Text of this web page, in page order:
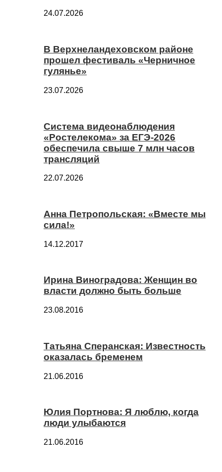
24.07.2026
В Верхнеландеховском районе
прошел фестиваль «Черничное
гулянье»
23.07.2026
Система видеонаблюдения
«Ростелекома» за ЕГЭ-2026
обеспечила свыше 7 млн часов
трансляций
22.07.2026
Анна Петропольская: «Вместе мы
сила!»
14.12.2017
Ирина Виноградова: Женщин во
власти должно быть больше
23.08.2016
Татьяна Сперанская: Известность
оказалась бременем
21.06.2016
Юлия Портнова: Я люблю, когда
люди улыбаются
21.06.2016